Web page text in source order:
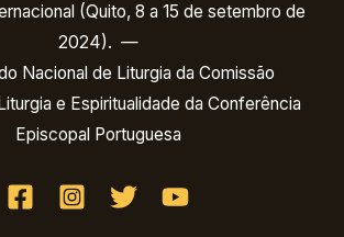
(Quito, 8 a 15 de setembro de
2024). —
Nacional de Liturgia da Comissão
e Espiritualidade da Conferência
Episcopal Portuguesa